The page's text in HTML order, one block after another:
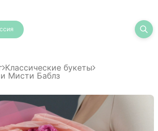
Классические букеты
Мисти Баблз